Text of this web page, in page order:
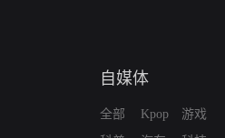
自媒体
全部
Kpop
游戏